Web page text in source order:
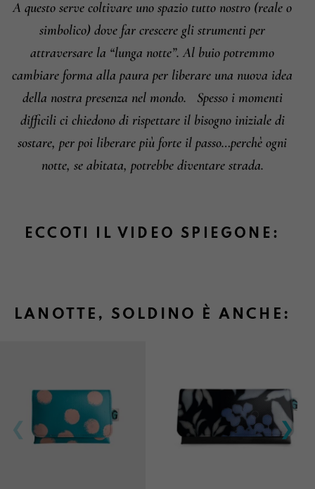
A questo serve coltivare uno spazio tutto nostro (reale o
simbolico) dove far crescere gli strumenti per
attraversare la “lunga notte”. Al buio potremmo
cambiare forma alla paura per liberare una nuova idea
della nostra presenza nel mondo.
Spesso i momenti
difficili ci chiedono di rispettare il bisogno iniziale di
sostare, per poi liberare più forte il passo…perchè ogni
notte, se abitata, potrebbe diventare strada.
ECCOTI IL VIDEO SPIEGONE:
LANOTTE, SOLDINO È ANCHE: